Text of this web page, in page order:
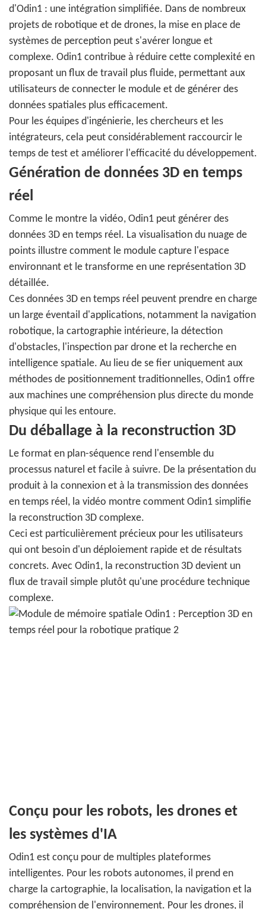
d'Odin1 : une intégration simplifiée. Dans de nombreux
projets de robotique et de drones, la mise en place de
systèmes de perception peut s'avérer longue et
complexe. Odin1 contribue à réduire cette complexité en
proposant un flux de travail plus fluide, permettant aux
utilisateurs de connecter le module et de générer des
données spatiales plus efficacement.
Pour les équipes d'ingénierie, les chercheurs et les
intégrateurs, cela peut considérablement raccourcir le
temps de test et améliorer l'efficacité du développement.
Génération de données 3D en temps
réel
Comme le montre la vidéo, Odin1 peut générer des
données 3D en temps réel. La visualisation du nuage de
points illustre comment le module capture l'espace
environnant et le transforme en une représentation 3D
détaillée.
Ces données 3D en temps réel peuvent prendre en charge
un large éventail d'applications, notamment la navigation
robotique, la cartographie intérieure, la détection
d'obstacles, l'inspection par drone et la recherche en
intelligence spatiale. Au lieu de se fier uniquement aux
méthodes de positionnement traditionnelles, Odin1 offre
aux machines une compréhension plus directe du monde
physique qui les entoure.
Du déballage à la reconstruction 3D
Le format en plan-séquence rend l'ensemble du
processus naturel et facile à suivre. De la présentation du
produit à la connexion et à la transmission des données
en temps réel, la vidéo montre comment Odin1 simplifie
la reconstruction 3D complexe.
Ceci est particulièrement précieux pour les utilisateurs
qui ont besoin d'un déploiement rapide et de résultats
concrets. Avec Odin1, la reconstruction 3D devient un
flux de travail simple plutôt qu'une procédure technique
complexe.
Conçu pour les robots, les drones et
les systèmes d'IA
Odin1 est conçu pour de multiples plateformes
intelligentes. Pour les robots autonomes, il prend en
charge la cartographie, la localisation, la navigation et la
compréhension de l'environnement. Pour les drones, il